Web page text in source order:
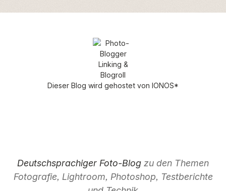
Dieser Blog wird gehostet von IONOS*
Deutschsprachiger Foto-Blog zu den Themen
Fotografie, Lightroom, Photoshop, Testberichte